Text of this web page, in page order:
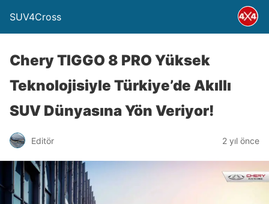
SUV4Cross
Chery TIGGO 8 PRO Yüksek
Teknolojisiyle Türkiye’de Akıllı
SUV Dünyasına Yön Veriyor!
Editör 2 yıl önce